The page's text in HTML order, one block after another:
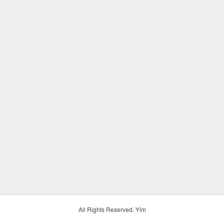
All Rights Reserved. Yim